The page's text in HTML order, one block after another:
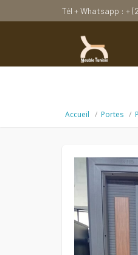
Tél + Whatsapp : +
Accueil Portes